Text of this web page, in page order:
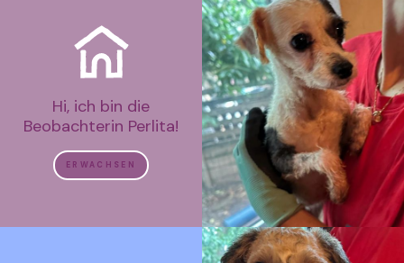
Hi, ich bin die
Beobachterin Perlita!
ERWACHSEN